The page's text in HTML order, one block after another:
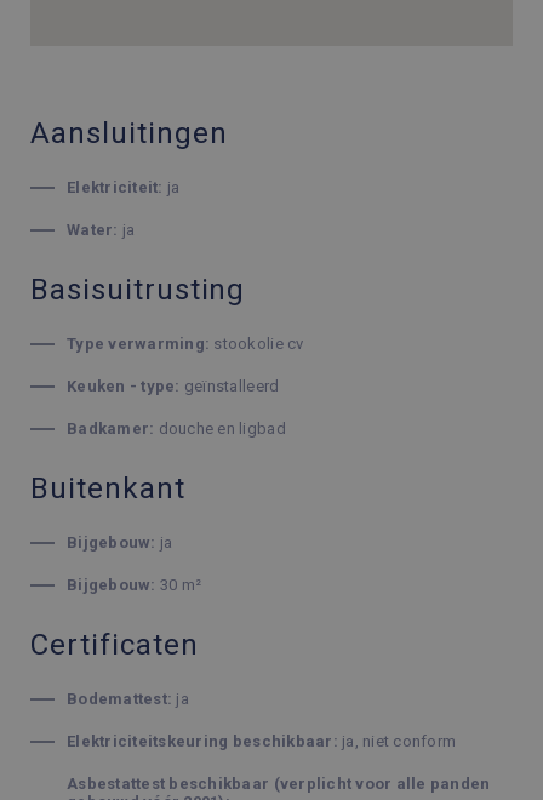
Aansluitingen
Elektriciteit: ja
Water: ja
Basisuitrusting
Type verwarming: stookolie cv
Keuken - type: geïnstalleerd
Badkamer: douche en ligbad
Buitenkant
Bijgebouw: ja
Bijgebouw: 30 m²
Certificaten
Bodemattest: ja
Elektriciteitskeuring beschikbaar: ja, niet conform
Asbestattest beschikbaar (verplicht voor alle panden